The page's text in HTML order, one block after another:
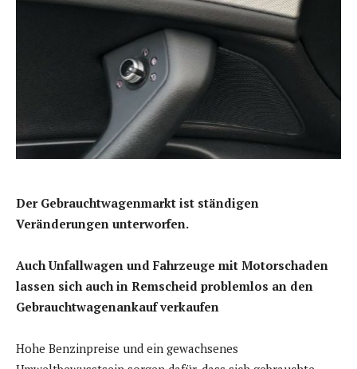
Der Gebrauchtwagenmarkt ist ständigen
Veränderungen unterworfen.
Auch Unfallwagen und Fahrzeuge mit Motorschaden
lassen sich auch in Remscheid problemlos an den
Gebrauchtwagenankauf verkaufen
Hohe Benzinpreise und ein gewachsenes